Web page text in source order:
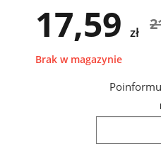
17,59 zł
Brak w magazynie